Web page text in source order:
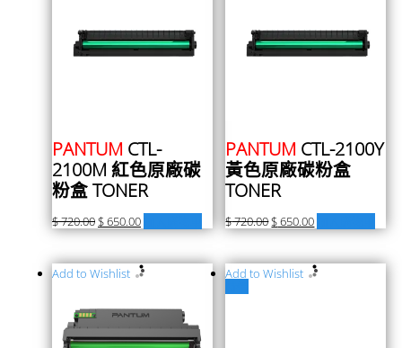
PANTUM CTL-
2100M 紅色原廠碳
粉盒 TONER
$720.00$650.00
PANTUM CTL-2100Y
黃色原廠碳粉盒
TONER
$720.00$650.00
Add to Wishlist
Add to Wishlist